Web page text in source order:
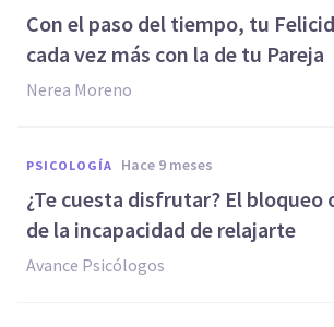
Con el paso del tiempo, tu
cada vez más con la de tu Pareja
Nerea Moreno
PSICOLOGÍA hace 9 meses
¿Te cuesta disfrutar? El bloqueo
de la incapacidad de relajarte
Avance Psicólogos